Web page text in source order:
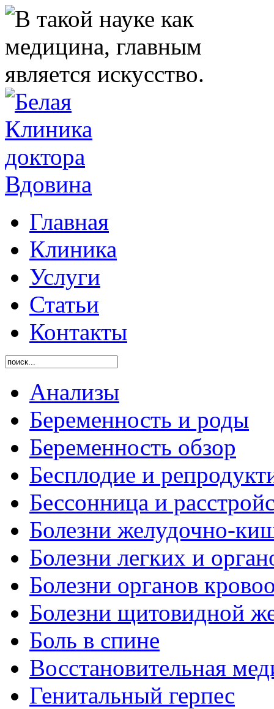
Главная
Клиника
Услуги
Статьи
Контакты
Анализы
Беременность и роды
Беременность обзор
Бесплодие и
Бессонница и
Болезни желудочно-
Болезни легких и
Болезни органов
Болезни щитовидной
Боль в спине
Восстановительная
Генитальный герпес